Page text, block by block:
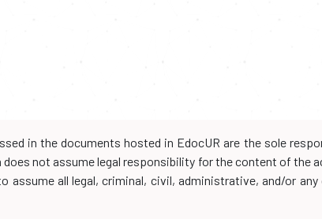
in the documents hosted in EdocUR are the sole
not assume legal responsibility for the content of the
assume all legal, criminal, civil, administrative, and/or